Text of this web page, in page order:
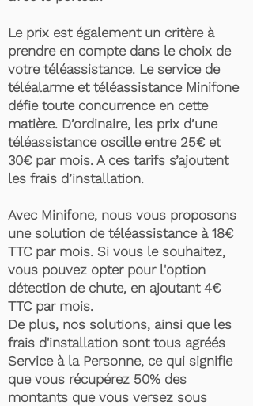
Le prix est également un critère à
prendre en compte dans le choix de
votre téléassistance. Le service de
téléalarme et téléassistance Minifone
défie toute concurrence en cette
matière. D’ordinaire, les prix d’une
téléassistance oscille entre 25€ et
30€ par mois. A ces tarifs s’ajoutent
les frais d’installation.
Avec Minifone, nous vous proposons
une solution de téléassistance à 18€
TTC par mois. Si vous le souhaitez,
vous pouvez opter pour l'option
détection de chute, en ajoutant 4€
TTC par mois.
De plus, nos solutions, ainsi que les
frais d'installation sont tous agréés
Service à la Personne, ce qui signifie
que vous récupérez 50% des
montants que vous versez sous